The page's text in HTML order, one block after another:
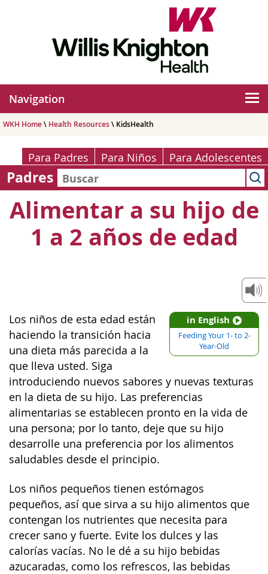
Navigation
WKH Home\ Health Resources\ KidsHealth
Para Padres Para Niños Para Adolescentes
Padres
Alimentar a su hijo de
1 a 2 años de edad
in English
Feeding Your 1- to 2-
Year-Old
Los niños de esta edad están
haciendo la transición hacia
una dieta más parecida a la
que lleva usted. Siga
introduciendo nuevos sabores y nuevas texturas
en la dieta de su hijo. Las preferencias
alimentarias se establecen pronto en la vida de
una persona; por lo tanto, deje que su hijo
desarrolle una preferencia por los alimentos
saludables desde el principio.
Los niños pequeños tienen estómagos
pequeños, así que sirva a su hijo alimentos que
contengan los nutrientes que necesita para
crecer sano y fuerte. Evite los dulces y las
calorías vacías. No le dé a su hijo bebidas
azucaradas, como los refrescos, las bebidas